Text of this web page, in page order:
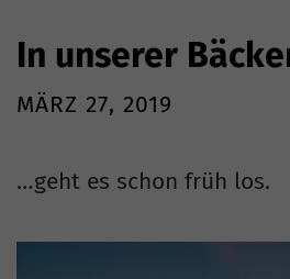
In unserer
MÄRZ 27, 2019
…geht es schon früh los.